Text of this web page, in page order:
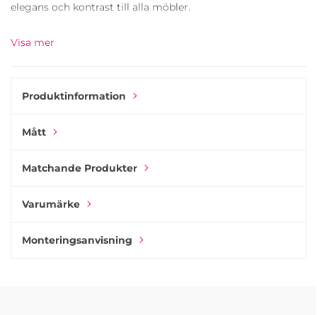
elegans och kontrast till alla möbler.
Knoppen är tillverkad av ek och zamak och kombinerar en
taktil träbas med en delikat mässingsprofil som ramar in
ljus.
kombinera den med det matchande handtaget från samma
Visa mer
Produktinformation
Mått
Matchande Produkter
Varumärke
Monteringsanvisning